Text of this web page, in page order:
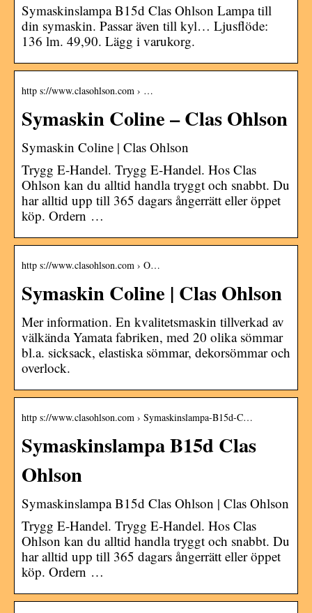
Symaskinslampa B15d Clas Ohlson Lampa till
din symaskin. Passar även till kyl… Ljusflöde:
136 lm. 49,90. Lägg i varukorg.
http s://www.clasohlson.com › …
Symaskin Coline – Clas Ohlson
Symaskin Coline | Clas Ohlson
Trygg E-Handel. Trygg E-Handel. Hos Clas
Ohlson kan du alltid handla tryggt och snabbt. Du
har alltid upp till 365 dagars ångerrätt eller öppet
köp. Ordern …
http s://www.clasohlson.com › O…
Symaskin Coline | Clas Ohlson
Mer information. En kvalitetsmaskin tillverkad av
välkända Yamata fabriken, med 20 olika sömmar
bl.a. sicksack, elastiska sömmar, dekorsömmar och
overlock.
http s://www.clasohlson.com › Symaskinslampa-B15d-C…
Symaskinslampa B15d Clas
Ohlson
Symaskinslampa B15d Clas Ohlson | Clas Ohlson
Trygg E-Handel. Trygg E-Handel. Hos Clas
Ohlson kan du alltid handla tryggt och snabbt. Du
har alltid upp till 365 dagars ångerrätt eller öppet
köp. Ordern …